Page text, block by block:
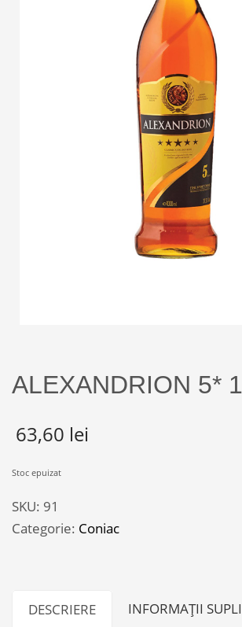
ALEXANDRION 5*
63,60 lei
Stoc epuizat
SKU: 91
Categorie: Coniac
DESCRIERE INFORMAȚII